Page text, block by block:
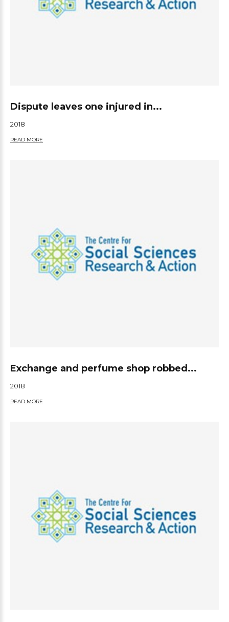
Dispute leaves one injured in...
2018
READ MORE
Exchange and perfume shop robbed...
2018
READ MORE